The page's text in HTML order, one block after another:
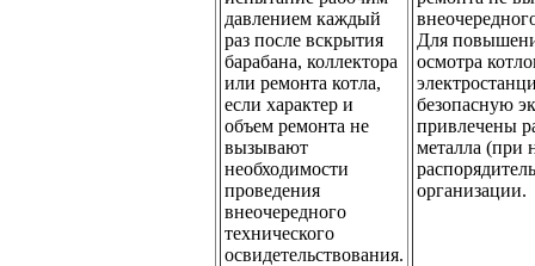
давлением каждый
раз после вскрытия
барабана, коллектора
или ремонта котла,
если характер и
объем ремонта не
вызывают
необходимости
проведения
внеочередного
технического
освидетельствования.
Для
осмотра
безопасную
привлечены
металла (при
организации.